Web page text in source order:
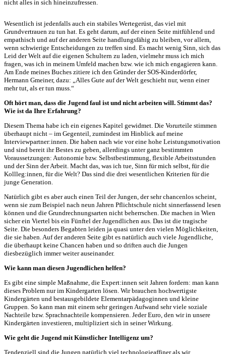
nicht alles in sich hineinzufressen.
Wesentlich ist jedenfalls auch ein stabiles Wertegerüst, das viel mit
Grundvertrauen zu tun hat. Es geht darum, auf der einen Seite mitfühlend und
empathisch und auf der anderen Seite handlungsfähig zu bleiben, vor allem,
wenn schwierige Entscheidungen zu treffen sind. Es macht wenig Sinn, sich das
Leid der Welt auf die eigenen Schultern zu laden, vielmehr muss ich mich
fragen, was ich in meinem Umfeld machen bzw. wie ich mich engagieren kann.
Am Ende meines Buches zitiere ich den Gründer der SOS-Kinderdörfer,
Hermann Gmeiner, dazu: „Alles Gute auf der Welt geschieht nur, wenn einer
mehr tut, als er tun muss.“
Oft hört man, dass die Jugend faul ist und nicht arbeiten will. Stimmt das?
Wie ist da Ihre Erfahrung?
Diesem Thema habe ich ein eigenes Kapitel gewidmet. Die Vorurteile stimmen
überhaupt nicht – im Gegenteil, zumindest im Hinblick auf meine
Interviewpartner:innen. Die haben nach wie vor eine hohe Leistungsmotivation
und sind bereit ihr Bestes zu geben, allerdings unter ganz bestimmten
Voraussetzungen: Autonomie bzw. Selbstbestimmung, flexible Arbeitsstunden
und der Sinn der Arbeit. Macht das, was ich tue, Sinn für mich selbst, für die
Kollleg:innen, für die Welt? Das sind die drei wesentlichen Kriterien für die
junge Generation.
Natürlich gibt es aber auch einen Teil der Jungen, der sehr chancenlos scheint,
wenn sie zum Beispiel nach neun Jahren Pflichtschule nicht sinnerfassend lesen
können und die Grundrechnungsarten nicht beherrschen. Die machen in Wien
sicher ein Viertel bis ein Fünftel der Jugendlichen aus. Das ist die tragische
Seite. Die besonders Begabten leiden ja quasi unter den vielen Möglichkeiten,
die sie haben. Auf der anderen Seite gibt es natürlich auch viele Jugendliche,
die überhaupt keine Chancen haben und so driften auch die Jungen
diesbezüglich immer weiter auseinander.
Wie kann man diesen Jugendlichen helfen?
Es gibt eine simple Maßnahme, die Expert:innen seit Jahren fordern: man kann
dieses Problem nur im Kindergarten lösen. Wir brauchen hochwertigste
Kindergärten und bestausgebildete Elementarpädagoginnen und kleine
Gruppen. So kann man mit einem sehr geringen Aufwand sehr viele soziale
Nachteile bzw. Sprachnachteile kompensieren. Jeder Euro, den wir in unsere
Kindergärten investieren, multipliziert sich in seiner Wirkung.
Wie geht die Jugend mit Künstlicher Intelligenz um?
Tendenziell sind die Jungen natürlich viel technologieaffiner als wir